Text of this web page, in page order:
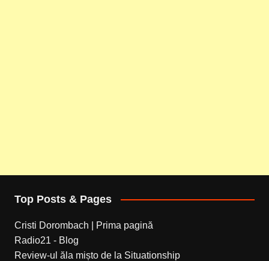
Top Posts & Pages
Cristi Dorombach | Prima pagină
Radio21 - Blog
Review-ul ăla mișto de la Situationship